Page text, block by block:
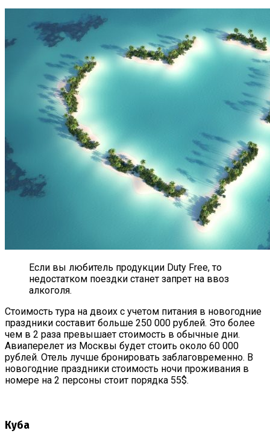
Если вы любитель продукции Duty Free, то
недостатком поездки станет запрет на ввоз
алкоголя.
Стоимость тура на двоих с учетом питания в новогодние
праздники составит больше 250 000 рублей. Это более
чем в 2 раза превышает стоимость в обычные дни.
Авиаперелет из Москвы будет стоить около 60 000
рублей. Отель лучше бронировать заблаговременно. В
новогодние праздники стоимость ночи проживания в
номере на 2 персоны стоит порядка 55$.
Куба